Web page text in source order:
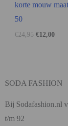
korte mouw maat
50
€24,95 €12,00
SODA FASHION
Bij Sodafashion.nl
t/m 92